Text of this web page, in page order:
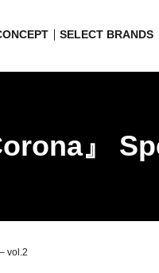
SELECT BRANDS
』
vol.2